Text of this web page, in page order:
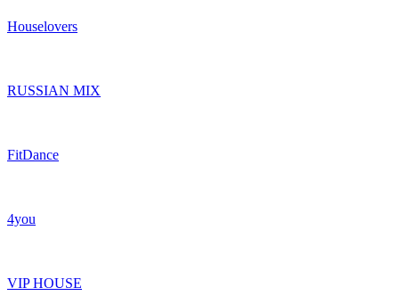
Houselovers
RUSSIAN MIX
FitDance
4you
VIP HOUSE